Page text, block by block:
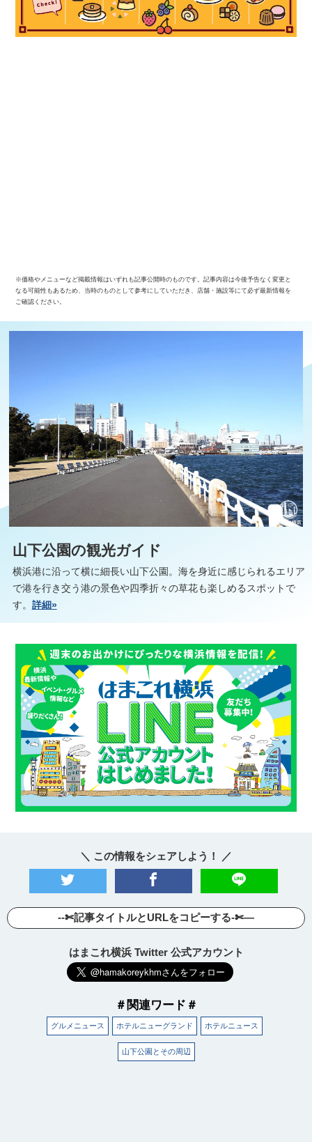
※価格やメニューなど掲載情報はいずれも記事公開時のものです。記事内容は今後予告なく変更と
なる可能性もあるため、当時のものとして参考にしていただき、店舗・施設等にて必ず最新情報を
ご確認ください。
山下公園の観光ガイド
横浜港に沿って横に細長い山下公園。海を身近に感じられるエリア
で港を行き交う港の景色や四季折々の草花も楽しめるスポットで
す。 詳細»
＼ この情報をシェアしよう！ ／
--✄記事タイトルとURLをコピーする-✄—
はまこれ横浜 Twitter 公式アカウント
＃関連ワード＃
グルメニュース ホテルニューグランド ホテルニュース
山下公園とその周辺